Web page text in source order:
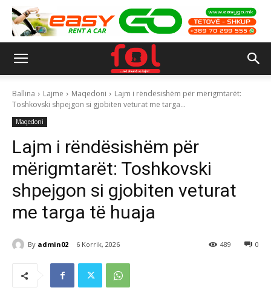
Ballina Lajme Maqedoni
Lajm i rëndësishëm për mërigmtarët:
Toshkovski shpejgon si gjobiten veturat me targa...
Maqedoni
Lajm i rëndësishëm për
mërigmtarët: Toshkovski
shpejgon si gjobiten veturat
me targa të huaja
By admin02 6 Korrik, 2026 0
489